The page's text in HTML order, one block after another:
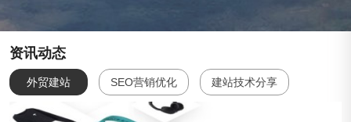
资讯动态
外贸建站 SEO营销优化 建站技术分享